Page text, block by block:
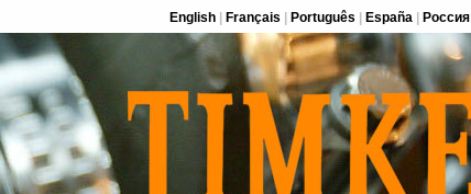
English Français Português España Россия